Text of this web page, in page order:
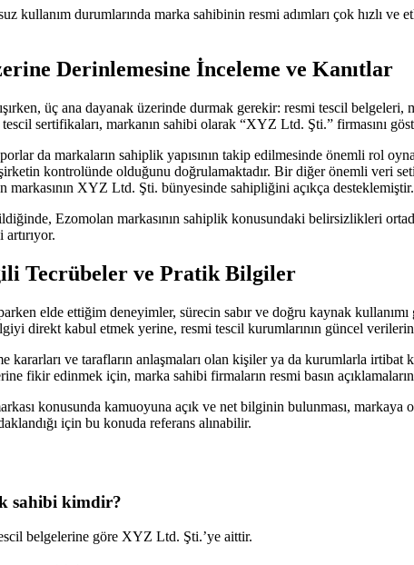
kullanım durumlarında marka sahibinin resmi adımları çok hızlı
Derinlemesine İnceleme ve Kanıtlar
üç ana dayanak üzerinde durmak gerekir: resmi tescil
sertifikaları, markanın sahibi olarak “XYZ Ltd. Şti.” firmasını
da markaların sahiplik yapısının takip edilmesinde önemli rol
kontrolünde olduğunu doğrulamaktadır. Bir diğer önemli veri
markasının XYZ Ltd. Şti. bünyesinde sahipliğini açıkça desteklemiştir.
Ezomolan markasının sahiplik konusundaki belirsizlikleri
Tecrübeler ve Pratik Bilgiler
elde ettiğim deneyimler, sürecin sabır ve doğru kaynak
direkt kabul etmek yerine, resmi tescil kurumlarının güncel
kararları ve tarafların anlaşmaları olan kişiler ya da kurumlarla
fikir edinmek için, marka sahibi firmaların resmi basın
konusunda kamuoyuna açık ve net bilginin bulunması,
için bu konuda referans alınabilir.
sahibi kimdir?
belgelerine göre XYZ Ltd. Şti.’ye aittir.